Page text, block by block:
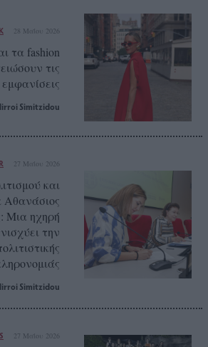
28 Μαΐου 2026
τα fashion
τις
Simitzidou
27 Μαΐου 2026
και
Αθανάσιος
Μια ηχηρή
την
Simitzidou
27 Μαΐου 2026